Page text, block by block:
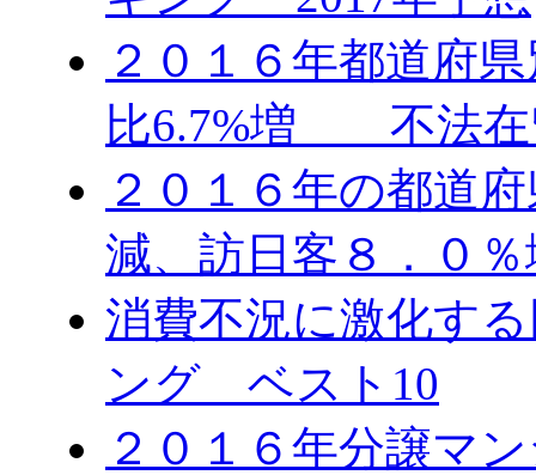
２０１６年都道府
比6.7%増 不法在
２０１６年の都道
減、訪日客８．０
消費不況に激化す
ング ベスト10
２０１６年分譲マ